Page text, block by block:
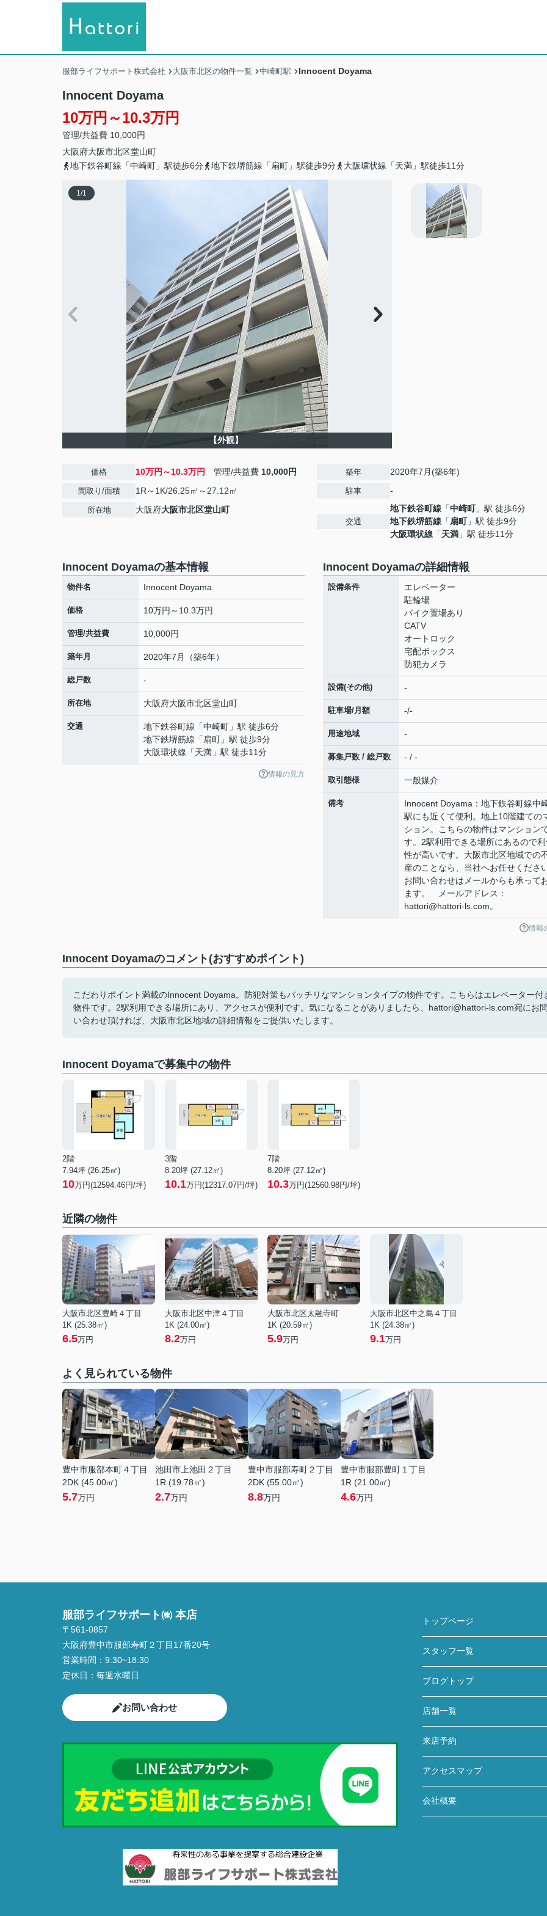
服部ライフサポート株式会社 大阪市北区の物件一覧 中崎町駅 Innocent Doyama
Innocent Doyama
10万円～10.3万円
管理/共益費 10,000円
大阪府大阪市北区堂山町
地下鉄谷町線「中崎町」駅徒歩6分
地下鉄堺筋線「扇町」駅徒歩9分 大阪環状線「天満」駅徒歩11分
1/1
【外観】
価格 10万円～10.3万円 管理/共益費 10,000円
間取り/面積 1R～1K/26.25㎡～27.12㎡
所在地 大阪府大阪市北区堂山町
築年 2020年7月(築6年)
駐車 -
交通
地下鉄谷町線 「中崎町」駅 徒歩6分
地下鉄堺筋線 「扇町」駅 徒歩9分
大阪環状線 「天満 」駅 徒歩11分
Innocent Doyamaの基本情報
物件名 Innocent Doyama
価格 10万円～10.3万円
管理/共益費 10,000円
築年月 2020年7月（築6年）
総戸数 -
所在地 大阪府大阪市北区堂山町
交通 地下鉄谷町線 「中崎町 」駅 徒歩6分
地下鉄堺筋線 「 扇町 」駅 徒歩9分
大阪環状線 「天満 」駅 徒歩11分
情報の見方
Innocent Doyamaの詳細情報
設備条件
エレベーター
駐輪場
バイク置場あり
CATV
オートロック
宅配ボックス
防犯カメラ
設備(その他) -
駐車場/月額 -/-
用途地域 -
募集戸数 / 総戸数 - / -
取引態様 一般媒介
備考
Innocent Doyama：地下鉄谷町線中
駅にも近くて便利。地上10階建ての
ション。こちらの物件はマンション
す。2駅利用できる場所にあるので利
性が高いです。大阪市北区地域での
産のことなら、当社へお任せください
お問い合わせはメールからも承って
ます。 メールアドレス：
hattori@hattori-ls.com。
情報
Innocent Doyamaのコメント(おすすめポイント)
こだわりポイント満載のInnocent Doyama。防犯対策もバッチリなマンションタイプの物件です。こちらはエレベーター付
物件です。2駅利用できる場所にあり、アクセスが便利です。気になることがありましたら、hattori@hattori-ls.com宛にお問
い合わせ頂ければ、大阪市北区地域の詳細情報をご提供いたします。
Innocent Doyamaで募集中の物件
2階
7.94坪 (26.25㎡)
10万円(12594.46円/坪)
3階
8.20坪 (27.12㎡)
10.1万円(12317.07円/坪)
7階
8.20坪 (27.12㎡)
10.3万円(12560.98円/坪)
近隣の物件
大阪市北区豊崎４丁目
1K (25.38㎡)
6.5万円
大阪市北区中津４丁目
1K (24.00㎡)
8.2万円
大阪市北区太融寺町
1K (20.59㎡)
5.9万円
大阪市北区中之島４丁目
1K (24.38㎡)
9.1万円
よく見られている物件
豊中市服部本町４丁目
2DK (45.00㎡)
5.7万円
池田市上池田２丁目
1R (19.78㎡)
2.7万円
豊中市服部寿町２丁目
2DK (55.00㎡)
8.8万円
豊中市服部豊町１丁目
1R (21.00㎡)
4.6万円
服部ライフサポート㈱ 本店
〒561-0857
大阪府豊中市服部寿町２丁目17番20号
営業時間： 9:30~18:30
定休日： 毎週水曜日
お問い合わせ
トップページ
スタッフ一覧
ブログトップ
店舗一覧
来店予約
アクセスマップ
会社概要